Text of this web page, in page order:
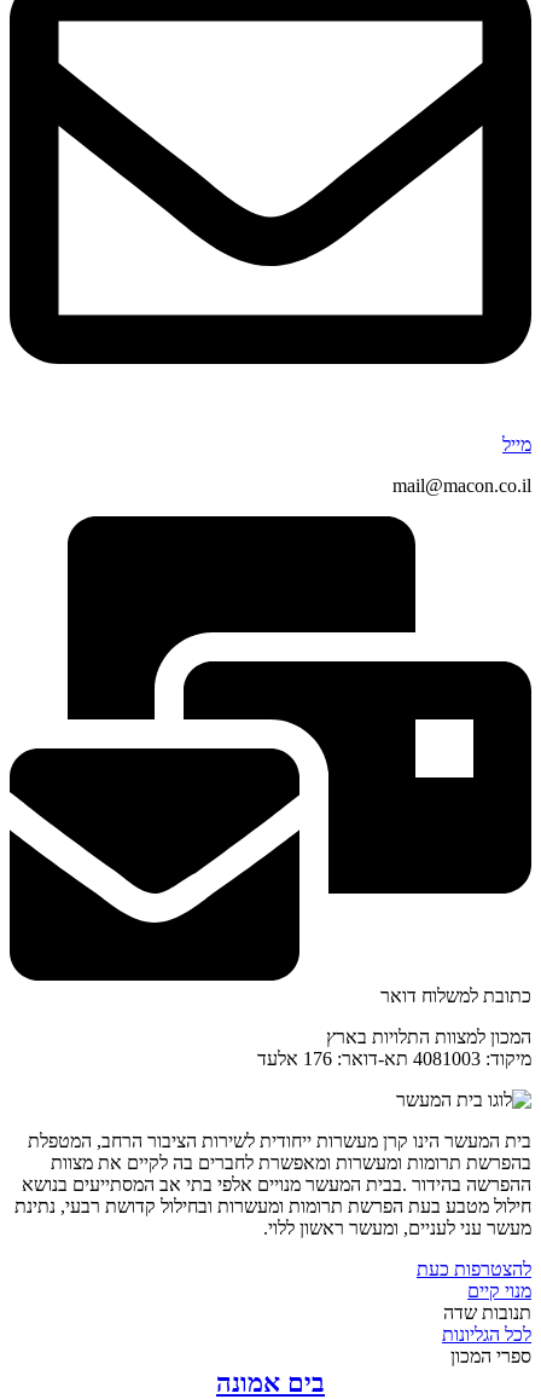
מייל
mail@macon.co.il
כתובת למשלוח דואר
המכון למצוות התלויות בארץ
מיקוד: 4081003 תא-דואר: 176 אלעד
בית המעשר הינו קרן מעשרות ייחודית לשירות הציבור הרחב, המטפלת
בהפרשת תרומות ומעשרות ומאפשרת לחברים בה לקיים את מצוות
ההפרשה בהידור .בבית המעשר מנויים אלפי בתי אב המסתייעים בנושא
חילול מטבע בעת הפרשת תרומות ומעשרות ובחילול קדושת רבעי, נתינת
מעשר עני לעניים, ומעשר ראשון ללוי.
להצטרפות כעת
מנוי קיים
תנובות שדה
לכל הגליונות
ספרי המכון
בים אמונה